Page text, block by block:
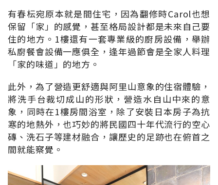
有春枟宛原本就是間住宅，因為翻修時Carol也想
保留「家」的感覺，甚至格局設計都是未來自己要
住的地方。1樓還有一套專業級的廚房設備，舉辦
私廚餐會設備一應俱全，逢年過節會是全家人料理
「家的味道」的地方。
此外，為了營造更舒適與阿里山意象的住宿體驗，
將洗手台裁切成山的形狀，營造水自山中來的意
象，同時在1樓房間浴室，除了安裝日本房子為抗
寒的地熱外，也巧妙的將民國四十年代流行的空心
磚、洗石子等建材融合，讓歷史的足跡也在俯首之
間就能察覺。